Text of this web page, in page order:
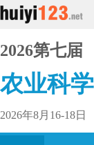
2026第七届
农业科
2026年8月16-18